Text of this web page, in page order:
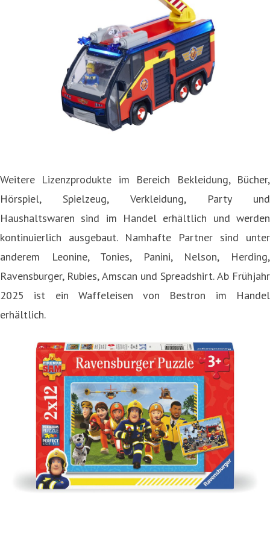
Weitere Lizenzprodukte im Bereich Bekleidung, Bücher,
Hörspiel, Spielzeug, Verkleidung, Party und
Haushaltswaren sind im Handel erhältlich und werden
kontinuierlich ausgebaut. Namhafte Partner sind unter
anderem Leonine, Tonies, Panini, Nelson, Herding,
Ravensburger, Rubies, Amscan und Spreadshirt. Ab Frühjahr
2025 ist ein Waffeleisen von Bestron im Handel
erhältlich.